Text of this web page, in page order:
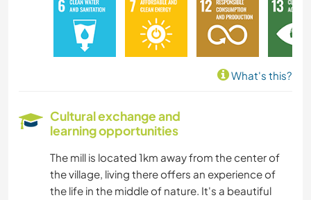
DIY & CRAFTS
SAILING / BOATING
NATURE
What's this?
Cultural exchange and
learning opportunities
The mill is located 1km away from the center of
the village, living there offers an experience of
the life in the middle of nature. It's a beautiful